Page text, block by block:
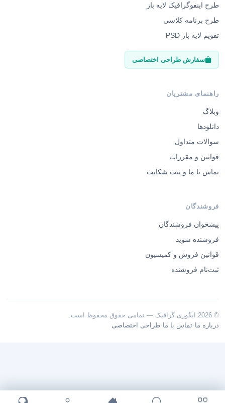
طرح اینفوگرافیک لایه باز
طرح برنامه کلاسی
تقویم لایه باز PSD
سفارش طراحی اختصاصی
راهنمای مشتریان
وبلاگ
دانلودها
سوالات متداول
قوانین و مقررات
تماس با ما و ثبت شکایت
فروشندگان
پیشخوان فروشندگان
فروشنده شوید
قوانین فروش و کمیسیون
ثبت‌نام فروشنده
© 2026 ایگوری گرافیک — تمامی حقوق محفوظ است.
درباره ما ·تماس با ما ·طراحی اختصاصی